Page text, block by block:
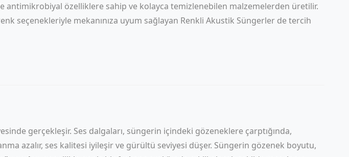
antimikrobiyal özelliklere sahip ve kolayca temizlenebilen malzemelerden üretilir.
seçenekleriyle mekanınıza uyum sağlayan Renkli Akustik Süngerler de tercih
gerçekleşir. Ses dalgaları, süngerin içindeki gözeneklere çarptığında,
azalır, ses kalitesi iyileşir ve gürültü seviyesi düşer. Süngerin gözenek boyutu,